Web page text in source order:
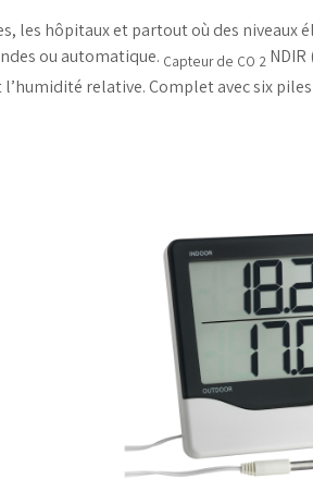
les hôpitaux et partout où des niveaux
ou automatique. Capteur de CO 2
relative. Complet avec six piles